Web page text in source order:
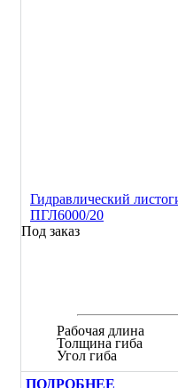
Гидравлический
ПГЛ6000/20
Под заказ
Рабочая длина
Толщина гиба
Угол гиба
ПОДРОБНЕЕ